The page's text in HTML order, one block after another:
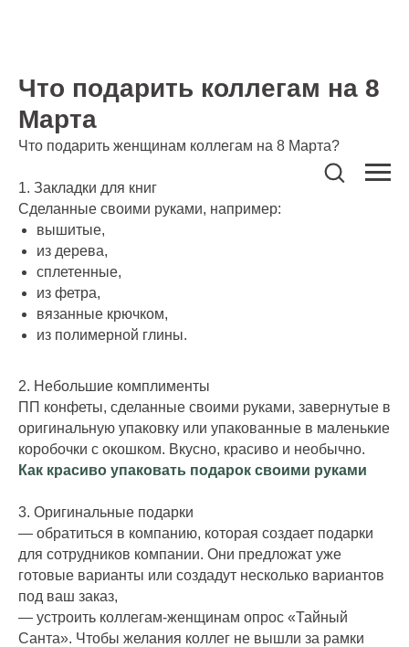
Что подарить коллегам на 8
Марта
Что подарить женщинам коллегам на 8 Марта?
1. Закладки для книг
Сделанные своими руками, например:
вышитые,
из дерева,
сплетенные,
из фетра,
вязанные крючком,
из полимерной глины.
2. Небольшие комплименты
ПП конфеты, сделанные своими руками, завернутые в
оригинальную упаковку или упакованные в маленькие
коробочки с окошком. Вкусно, красиво и необычно.
Как красиво упаковать подарок своими руками
3. Оригинальные подарки
— обратиться в компанию, которая создает подарки
для сотрудников компании. Они предложат уже
готовые варианты или создадут несколько вариантов
под ваш заказ,
— устроить коллегам-женщинам опрос «Тайный
Санта». Чтобы желания коллег не вышли за рамки